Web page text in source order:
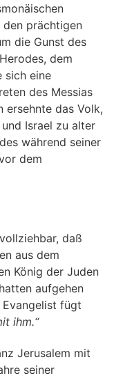
den prächtigen
die Gunst des
dem
sich eine
des Messias
ersehnte das Volk,
Israel zu alter
während seiner
dem
daß
aus dem
König der Juden
aufgehen
fügt
ihm.“
Jerusalem mit
seiner